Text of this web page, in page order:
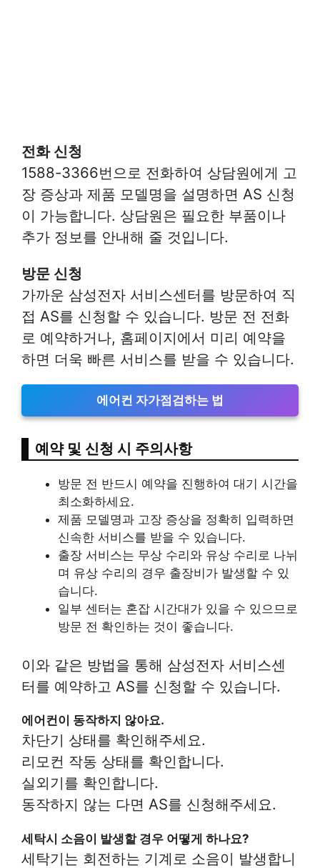
전화 신청
1588-3366번으로 전화하여 상담원에게 고
장 증상과 제품 모델명을 설명하면 AS 신청
이 가능합니다. 상담원은 필요한 부품이나
추가 정보를 안내해 줄 것입니다.
방문 신청
가까운 삼성전자 서비스센터를 방문하여 직
접 AS를 신청할 수 있습니다. 방문 전 전화
로 예약하거나, 홈페이지에서 미리 예약을
하면 더욱 빠른 서비스를 받을 수 있습니다.
에어컨 자가점검하는 법
예약 및 신청 시 주의사항
방문 전 반드시 예약을 진행하여 대기 시간을
최소화하세요.
제품 모델명과 고장 증상을 정확히 입력하면
신속한 서비스를 받을 수 있습니다.
출장 서비스는 무상 수리와 유상 수리로 나뉘
며 유상 수리의 경우 출장비가 발생할 수 있
습니다.
일부 센터는 혼잡 시간대가 있을 수 있으므로
방문 전 확인하는 것이 좋습니다.
이와 같은 방법을 통해 삼성전자 서비스센
터를 예약하고 AS를 신청할 수 있습니다.
에어컨이 동작하지 않아요.
차단기 상태를 확인해주세요.
리모컨 작동 상태를 확인합니다.
실외기를 확인합니다.
동작하지 않는 다면 AS를 신청해주세요.
세탁시 소음이 발생할 경우 어떻게 하나요?
세탁기는 회전하는 기계로 소음이 발생합니